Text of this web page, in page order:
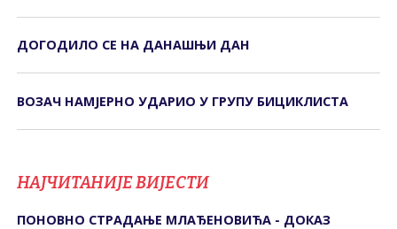
ДОГОДИЛО СЕ НА ДАНАШЊИ ДАН
ВОЗАЧ НАМЈЕРНО УДАРИО У ГРУПУ БИЦИКЛИСТА
НАЈЧИТАНИЈЕ ВИЈЕСТИ
ПОНОВНО СТРАДАЊЕ МЛАЂЕНОВИЋА - ДОКАЗ